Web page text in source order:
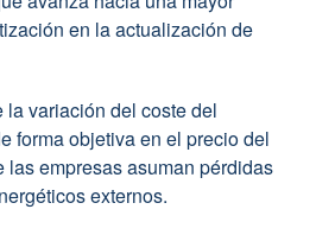
en la actualización de
variación del coste del
forma objetiva en el precio del
las empresas asuman pérdidas
externos.